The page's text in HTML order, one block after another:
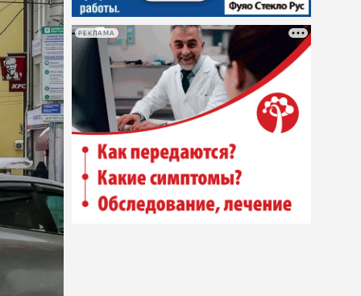
РЕКЛАМА